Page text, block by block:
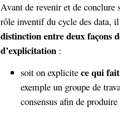
Avant de revenir et de conclure
rôle inventif du cycle des data,
distinction entre deux façons
d’explicitation :
soit on explicite ce qui
exemple un groupe de
consensus afin de